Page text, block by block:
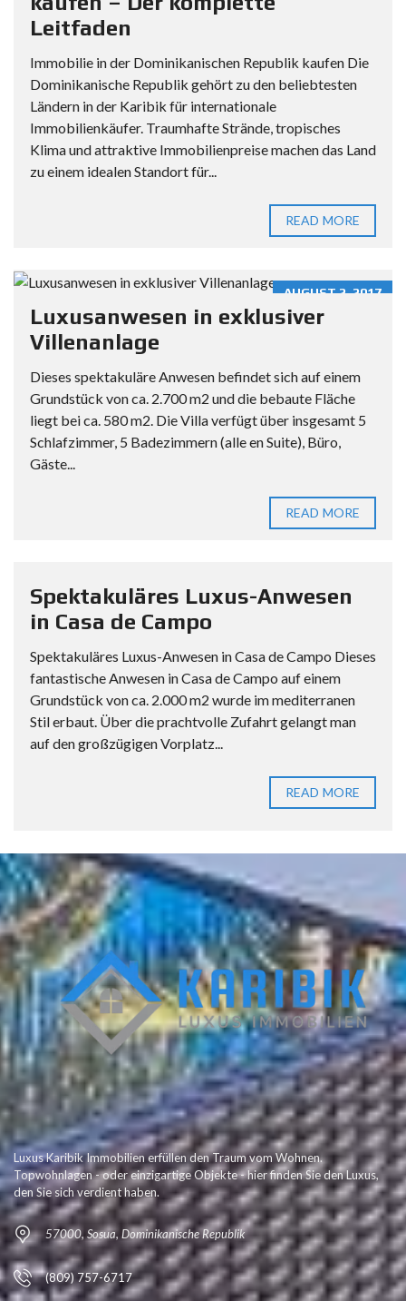
Leitfaden
Immobilie in der Dominikanischen Republik kaufen Die
Dominikanische Republik gehört zu den beliebtesten
Ländern in der Karibik für internationale
Immobilienkäufer. Traumhafte Strände, tropisches
Klima und attraktive Immobilienpreise machen das Land
zu einem idealen Standort für...
READ MORE
AUGUST 2, 2017
Luxusanwesen in exklusiver
Villenanlage
Dieses spektakuläre Anwesen befindet sich auf einem
Grundstück von ca. 2.700 m2 und die bebaute Fläche
liegt bei ca. 580 m2. Die Villa verfügt über insgesamt 5
Schlafzimmer, 5 Badezimmern (alle en Suite), Büro,
Gäste...
READ MORE
Spektakuläres Luxus-Anwesen
in Casa de Campo
Spektakuläres Luxus-Anwesen in Casa de Campo Dieses
fantastische Anwesen in Casa de Campo auf einem
Grundstück von ca. 2.000 m2 wurde im mediterranen
Stil erbaut. Über die prachtvolle Zufahrt gelangt man
auf den großzügigen Vorplatz...
READ MORE
Luxus Karibik Immobilien erfüllen den Traum vom Wohnen.
Topwohnlagen - oder einzigartige Objekte - hier finden Sie den Luxus,
den Sie sich verdient haben.
57000, Sosua, Dominikanische Republik
(809) 757-6717